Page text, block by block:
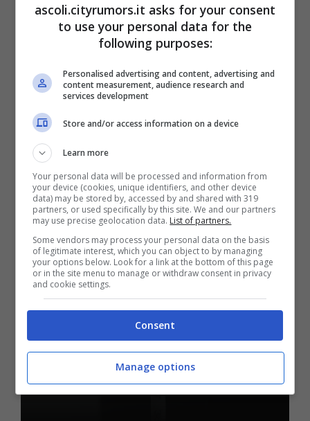
Al Bano, brutte notizie
per il cantante: “Saltato
tutto”, cosa succede
19 Giugno 2024
Lifestyle
Trasforma il tuo corpo in
pochissimo tempo: il
metodo rivoluzionario
che ti fa tornare subito
in forma
ascoli.cityrumors.it asks for your consent
to use your personal data for the
following purposes:
Personalised advertising and content, advertising and
content measurement, audience research and
services development
Store and/or access information on a device
Learn more
Your personal data will be processed and information from
your device (cookies, unique identifiers, and other device
data) may be stored by, accessed by and shared with 319
partners, or used specifically by this site. We and our partners
may use precise geolocation data. List of partners.
Some vendors may process your personal data on the basis
of legitimate interest, which you can object to by managing
your options below. Look for a link at the bottom of this page
or in the site menu to manage or withdraw consent in privacy
and cookie settings.
Consent
Manage options